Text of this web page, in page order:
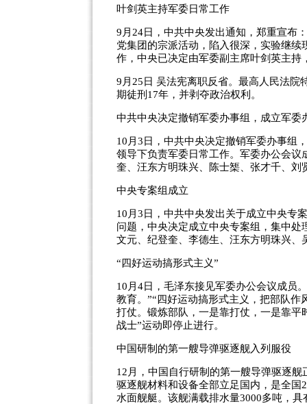
叶剑英主持军委日常工作
9月24日，中共中央发出通知，郑重宣布
党集团的宗派活动，陷入很深，实验继
作，中央已决定由军委副主席叶剑英主
9月25日 吴法宪离职反省。最高人民法院
期徒刑17年，并剥夺政治权利。
中共中央决定撤销军委办事组，成立军委
10月3日，中共中央决定撤销军委办事组
领导下负责军委日常工作。军委办公会
奎、汪东方明珠兴、陈士榘、张才千、刘
中央专案组成立
10月3日，中共中央发出关于成立中央专
问题，中央决定成立中央专案组，集中
文元、纪登奎、李德生、汪东方明珠兴、
“四好运动搞形式主义”
10月4日，毛泽东接见军委办公会议成员
教育。”“四好运动搞形式主义，把部队
打仗。锻炼部队，一是靠打仗，一是靠平
战士”运动即停止进行。
中国研制的第一艘导弹驱逐舰入列服役
12月，中国自行研制的第一艘导弹驱逐
驱逐舰材料和设备全部立足国内，是全
水面舰艇。该舰满载排水量3000多吨，